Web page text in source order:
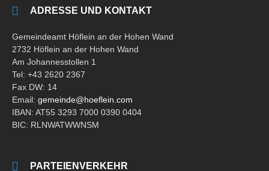
ADRESSE UND KONTAKT
Gemeindeamt Höflein an der Hohen Wand
2732 Höflein an der Hohen Wand
Am Johannesstollen 1
Tel: +43 2620 2367
Fax DW: 14
Email: gemeinde@hoeflein.com
IBAN: AT55 3293 7000 0390 0404
BIC: RLNWATWWNSM
PARTEIENVERKEHR